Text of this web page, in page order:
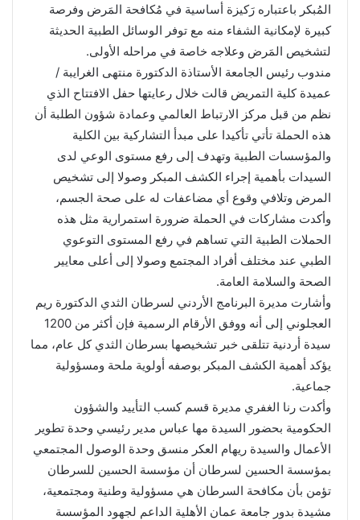
المُبكر باعتباره رَكيزة أساسية في مُكافحة المَرض وفرصة
كبيرة لإمكانية الشفاء منه مع توفر الوسائل الطبية الحديثة
لتشخيص المَرض وعلاجه خاصة في مراحله الأولى.
مندوب رئيس الجامعة الأستاذة الدكتورة منتهى الغرايبة /
عميدة كلية التمريض قالت خلال رعايتها حفل الافتتاح الذي
نظم من قبل مركز الارتباط العالمي وعمادة شؤون الطلبة أن
هذه الحملة تأتي تأكيدا على مبدأ التشاركية بين الكلية
والمؤسسات الطبية وتهدف إلى رفع مستوى الوعي لدى
السيدات بأهمية إجراء الكشف المبكر وصولا إلى تشخيص
المرض وتلافي وقوع أي مضاعفات له على صحة الجسم،
وأكدت مشاركات في الحملة ضرورة استمرارية مثل هذه
الحملات الطبية التي تساهم في رفع المستوى التوعوي
الطبي عند مختلف أفراد المجتمع وصولا إلى أعلى معايير
الصحة والسلامة العامة.
وأشارت مديرة البرنامج الأردني لسرطان الثدي الدكتورة ريم
العجلوني إلى أنه ووفق الأرقام الرسمية فإن أكثر من 1200
سيدة أردنية تتلقى خبر تشخيصها بسرطان الثدي كل عام، مما
يؤكد أهمية الكشف المبكر بوصفه أولوية ملحة ومسؤولية
جماعية.
وأكدت رنا الغفري مديرة قسم كسب التأييد والشؤون
الحكومية بحضور السيدة مها عباس مدير رئيسي وحدة تطوير
الأعمال والسيدة ريهام العكر منسق وحدة الوصول المجتمعي
بمؤسسة الحسين لسرطان أن مؤسسة الحسين للسرطان
تؤمن بأن مكافحة السرطان هي مسؤولية وطنية ومجتمعية،
مشيدة بدور جامعة عمان الأهلية الداعم لجهود المؤسسة